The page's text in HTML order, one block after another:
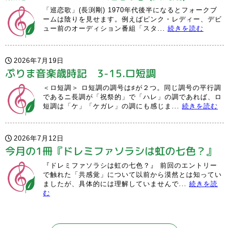
「巡恋歌」(長渕剛) 1970年代後半になるとフォークブ
ームは陰りを見せます。例えばピンク・レディー、デビ
ュー前のオーディション番組「スタ... 続きを読む
2026年7月19日
ぷりま音楽歳時記 3-15.ロ短調
＜ロ短調＞ ロ短調の調号は♯が２つ。同じ調号の平行調
であるニ長調が「祝祭的」で「ハレ」の調であれば、ロ
短調は「ケ」「ケガレ」の調にも感じま... 続きを読む
2026年7月12日
今月の1冊『ドレミファソラシは虹の七色？』
『ドレミファソラシは虹の七色？』 前回のエントリー
で触れた「共感覚」について以前から漠然とは知ってい
ましたが、具体的には理解していませんで... 続きを読
む